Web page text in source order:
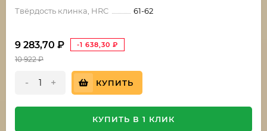
Твёрдость клинка, HRC
61-62
9 283,70 ₽ -1 638,30 ₽
10 922₽
- + КУПИТЬ
КУПИТЬ В 1 КЛИК